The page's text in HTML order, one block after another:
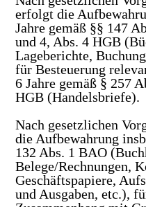
erfolgt die
Jahre gemäß §§ 147
und 4, Abs. 4 HGB
Lageberichte,
für Besteuerung
6 Jahre gemäß § 257
HGB (Handelsbriefe).
Nach gesetzlichen
die Aufbewahrung
132 Abs. 1 BAO
Belege/Rechnungen,
Geschäftspapiere,
und Ausgaben, etc.),